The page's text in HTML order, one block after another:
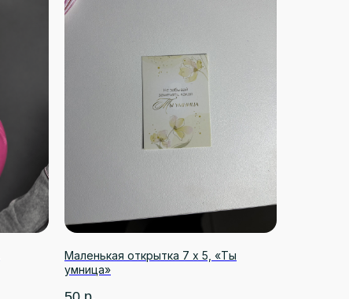
Маленькая открытка 7 х 5, «Ты
умница»